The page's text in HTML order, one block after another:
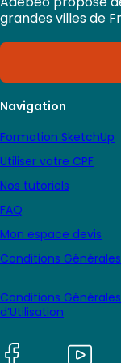
grandes villes de
Navigation
Formation SketchUp
Utiliser votre CPF
Nos tutoriels
FAQ
Mon espace devis
Conditions
Conditions Générales
d’Utilisation